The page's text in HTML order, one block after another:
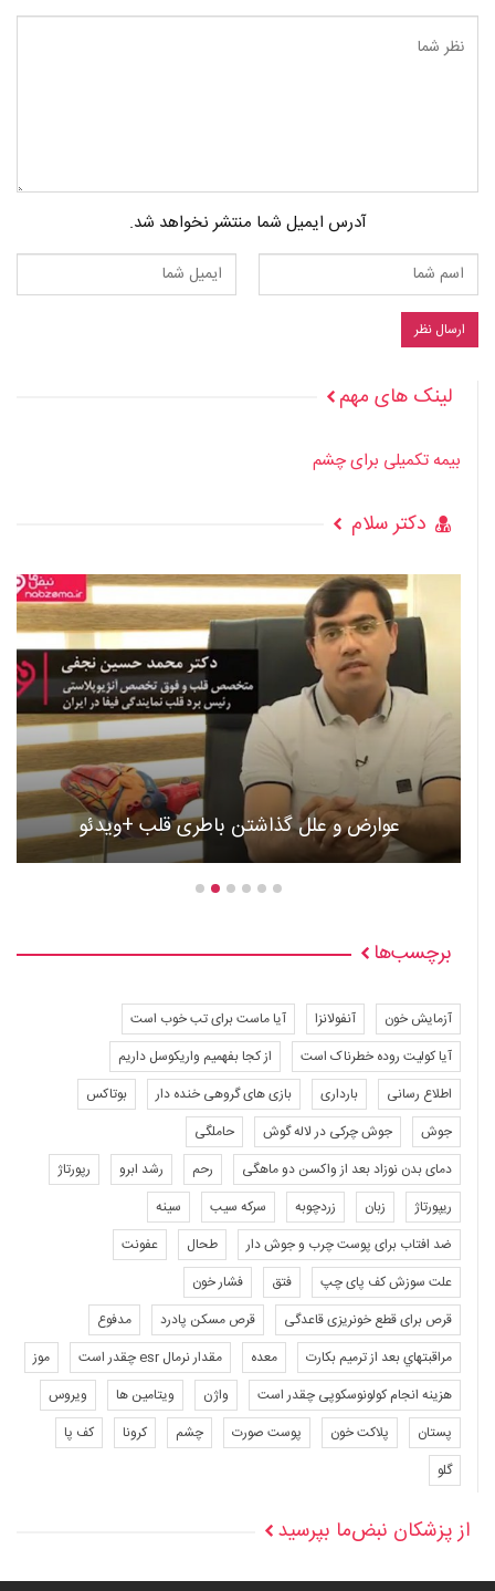
آدرس ایمیل شما منتشر نخواهد شد.
لینک های مهم
بیمه تکمیلی برای چشم
دکتر سلام
عوارض و علل گذاشتن باطری قلب +ویدئو
برچسب‌ها
آزمایش خون آنفولانزا
آیا ماست برای تب خوب است
آیا کولیت روده خطرناک است
از کجا بفهمیم واریکوسل داریم
اطلاع رسانی
بارداری بازی های گروهی خنده دار
بوتاکس
جوش
جوش چرکی در لاله گوش
حاملگی
دمای بدن نوزاد بعد از واکسن دو ماهگی
رحم رشد ابرو
رپورتاژ
ریپورتاژ
زبان زردچوبه سرکه سیب
سینه
ضد افتاب برای پوست چرب و جوش دار
طحال
عفونت
علت سوزش کف پای چپ
فتق
فشار خون
قرص برای قطع خونریزی قاعدگی
قرص مسکن پادرد
مدفوع
مراقبتهاي بعد از ترميم بكارت
معده مقدار نرمال esr چقدر است
موز
هزینه انجام کولونوسکوپی چقدر است
واژن ویتامین ها
ویروس
پستان
پلاکت خون پوست صورت چشم کرونا
کف پا
گلو
از پزشکان نبض‌ما بپرسید